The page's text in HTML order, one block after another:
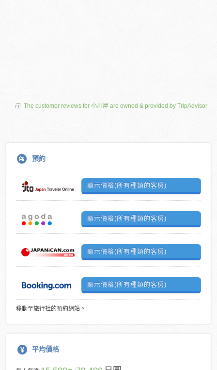
The customer reviews for 小川屋 are owned & provided by TripAdvisor
預約
顯示價格(所有種類的客房)
顯示價格(所有種類的客房)
顯示價格(所有種類的客房)
顯示價格(所有種類的客房)
移動至旅行社的預約網站。
平均價格